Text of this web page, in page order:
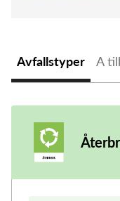
Avfallstyper A